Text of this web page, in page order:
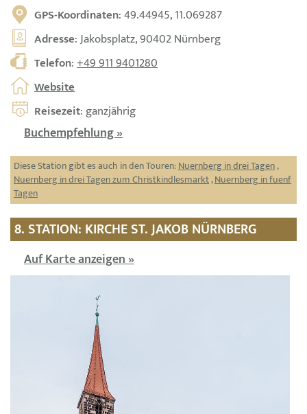
GPS-Koordinaten: 49.44945, 11.069287
Adresse: Jakobsplatz, 90402 Nürnberg
Telefon:+49 911 9401280
Website
Reisezeit: ganzjährig
Buchempfehlung »
Diese Station gibt es auch in den Touren:Nuernberg in drei Tagen,
Nuernberg in drei Tagen zum Christkindlesmarkt,Nuernberg in fuenf
Tagen
8. STATION: KIRCHE ST. JAKOB NÜRNBERG
Auf Karte anzeigen »